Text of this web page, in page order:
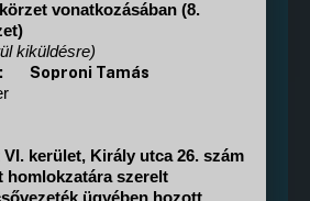
vonatkozásában (8.
kiküldésre)
: Soproni Tamás
kerület, Király utca 26. szám
homlokzatára szerelt